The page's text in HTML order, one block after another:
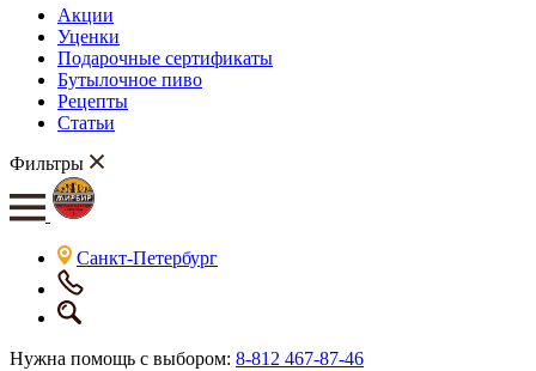
Акции
Уценки
Подарочные сертификаты
Бутылочное пиво
Рецепты
Статьи
Фильтры
Санкт-Петербург
Нужна помощь с выбором: 8-812 467-87-46